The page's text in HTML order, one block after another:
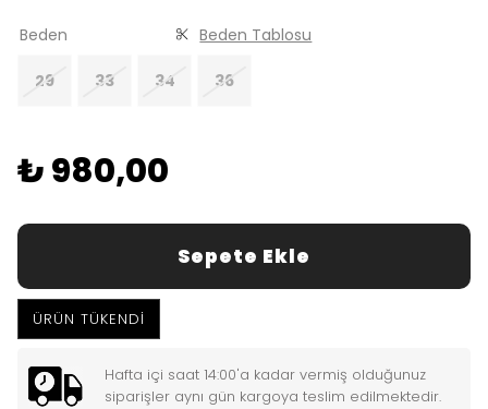
Beden Beden Tablosu
29 33 34 36
₺ 980,00
Sepete Ekle
ÜRÜN TÜKENDİ
Hafta içi saat 14:00'a kadar vermiş olduğunuz
siparişler aynı gün kargoya teslim edilmektedir.